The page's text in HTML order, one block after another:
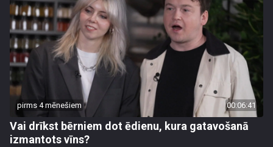
pirms 4 mēnešiem 00:06:41
Vai drīkst bērniem dot ēdienu, kura gatavošanā
izmantots vīns?